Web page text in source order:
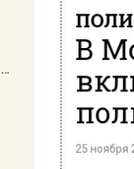
В
25 ноября